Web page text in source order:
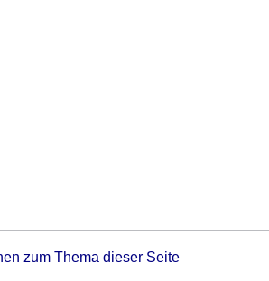
zum Thema dieser Seite